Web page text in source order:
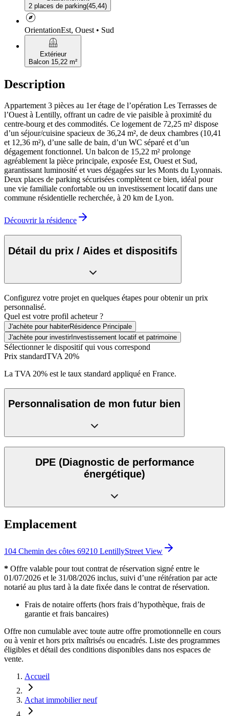
2 places de parking(45,44)
explore
OrientationEst, Ouest • Sud
balcony
Extérieur
Balcon 15,22 m²
Description
Appartement 3 pièces au 1er étage de l’opération Les Terrasses de
l’Ouest à Lentilly, offrant un cadre de vie paisible à proximité du
centre-bourg et des commodités. Ce logement de 72,25 m² dispose
d’un séjour/cuisine spacieux de 36,24 m², de deux chambres (10,41
et 12,36 m²), d’une salle de bain, d’un WC séparé et d’un
dégagement fonctionnel. Un balcon de 15,22 m² prolonge
agréablement la pièce principale, exposée Est, Ouest et Sud,
garantissant luminosité et vues dégagées sur les Monts du Lyonnais.
Deux places de parking sécurisées complètent ce bien, idéal pour
une vie familiale confortable ou un investissement locatif dans une
commune résidentielle recherchée, à 20 km de Lyon.
Découvrir la résidence
Détail du prix / Aides et dispositifs
Configurez votre projet en quelques étapes pour obtenir un prix
personnalisé.
Quel est votre profil acheteur ?
J'achète pour habiterRésidence Principale
J'achète pour investirInvestissement locatif et patrimoine
Sélectionner le dispositif qui vous correspond
Prix standardTVA 20%
La TVA 20% est le taux standard appliqué en France.
Personnalisation de mon futur bien
DPE (Diagnostic de performance
énergétique)
Emplacement
104 Chemin des côtes 69210 LentillyStreet View
* Offre valable pour tout contrat de réservation signé entre le
01/07/2026 et le 31/08/2026 inclus, suivi d’une réitération par acte
notarié au plus tard à la date fixée dans le contrat de réservation.
Frais de notaire offerts (hors frais d’hypothèque, frais de
garantie et frais bancaires)
Offre non cumulable avec toute autre offre promotionnelle en cours
ou à venir et hors prix maîtrisés ou encadrés. Liste des programmes
éligibles et détail des conditions disponibles dans nos espaces de
vente.
Accueil
Achat immobilier neuf